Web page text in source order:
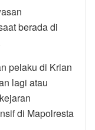
berada di
pelaku di Krian
lagi atau
di Mapolresta